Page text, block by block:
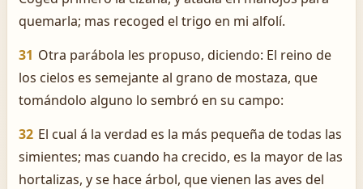
quemarla; mas recoged el trigo en mi alfolí.
31 Otra parábola les propuso, diciendo: El reino de
los cielos es semejante al grano de mostaza, que
tomándolo alguno lo sembró en su campo:
32 El cual á la verdad es la más pequeña de todas las
simientes; mas cuando ha crecido, es la mayor de las
hortalizas, y se hace árbol, que vienen las aves del